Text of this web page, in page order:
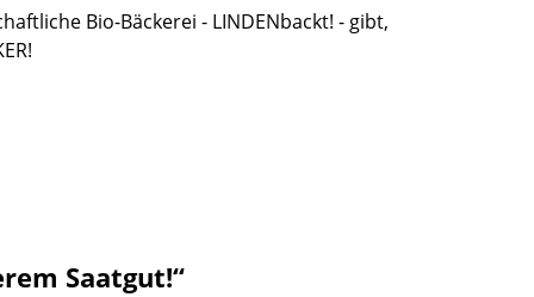
Bio-Bäckerei - LINDENbackt! - gibt,
Saatgut!“